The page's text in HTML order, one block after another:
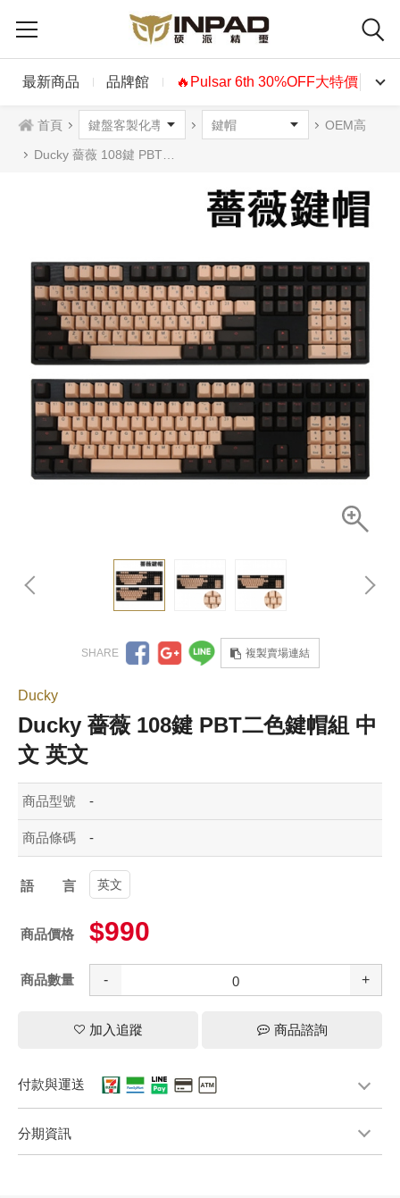
最新商品 品牌館 🔥Pulsar 6th 30%OFF大特價🔥
首頁 OEM高
Ducky 薔薇 108鍵 PBT二色鍵帽組 中文 英文
複製賣場連結
Ducky
Ducky 薔薇 108鍵 PBT二色鍵帽組 中
文 英文
商品型號 -
商品條碼 -
語言英文
商品價格 $990
商品數量 - +
加入追蹤 商品諮詢
付款與運送
分期資訊